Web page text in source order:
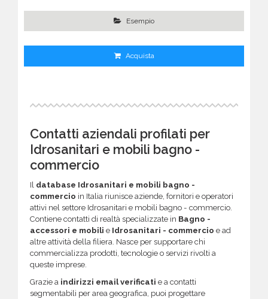
Esempio
Acquista
Contatti aziendali profilati per
Idrosanitari e mobili bagno -
commercio
Il database Idrosanitari e mobili bagno -
commercio in Italia riunisce aziende, fornitori e operatori
attivi nel settore Idrosanitari e mobili bagno - commercio.
Contiene contatti di realtà specializzate in Bagno -
accessori e mobili e Idrosanitari - commercio e ad
altre attività della filiera. Nasce per supportare chi
commercializza prodotti, tecnologie o servizi rivolti a
queste imprese.
Grazie a indirizzi email verificati e a contatti
segmentabili per area geografica, puoi progettare